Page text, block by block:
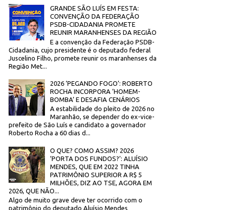
GRANDE SÃO LUÍS EM FESTA:
CONVENÇÃO DA FEDERAÇÃO
PSDB-CIDADANIA PROMETE
REUNIR MARANHENSES DA REGIÃO
E a convenção da Federação PSDB-
Cidadania, cujo presidente é o deputado federal
Juscelino Filho, promete reunir os maranhenses da
Região Met...
2026 ‘PEGANDO FOGO’: ROBERTO
ROCHA INCORPORA ‘HOMEM-
BOMBA’ E DESAFIA CENÁRIOS
A estabilidade do pleito de 2026 no
Maranhão, se depender do ex-vice-
prefeito de São Luís e candidato a governador
Roberto Rocha a 60 dias d...
O QUE? COMO ASSIM? 2026
‘PORTA DOS FUNDOS?’: ALUÍSIO
MENDES, QUE EM 2022 TINHA
PATRIMÔNIO SUPERIOR A R$ 5
MILHÕES, DIZ AO TSE, AGORA EM
2026, QUE NÃO...
Algo de muito grave deve ter ocorrido com o
patrimônio do deputado Aluísio Mendes